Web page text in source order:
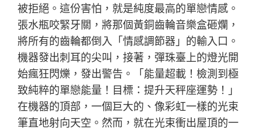
被拒絕。這份害怕，就是純度最高的單戀情感。
張水瓶咬緊牙關，將那個黃銅齒輪音樂盒砸爛，
將所有的齒輪都倒入「情感調節器」的輸入口。
機器發出刺耳的尖叫，接著，彈珠臺上的燈光開
始瘋狂閃爍，發出警告。「能量超載！檢測到極
致純粹的單戀能量！目標：提升天秤座運勢！」
在機器的頂部，一個巨大的、像彩虹一樣的光束
筆直地射向天空。然而，就在光束衝出屋頂的一